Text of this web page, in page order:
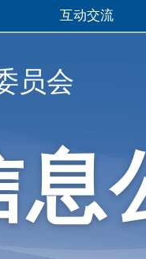
互动交流
员会
息